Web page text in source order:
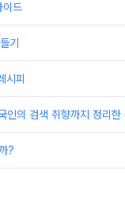
이드
기
시피
인의 검색 취향까지 정리
?